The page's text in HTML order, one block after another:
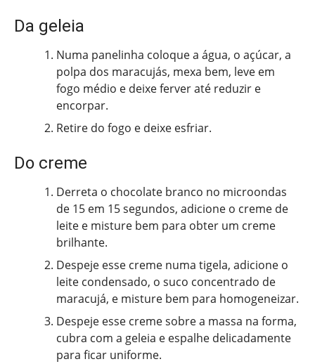
Da geleia
Numa panelinha coloque a água, o açúcar, a
polpa dos maracujás, mexa bem, leve em
fogo médio e deixe ferver até reduzir e
encorpar.
Retire do fogo e deixe esfriar.
Do creme
Derreta o chocolate branco no microondas
de 15 em 15 segundos, adicione o creme de
leite e misture bem para obter um creme
brilhante.
Despeje esse creme numa tigela, adicione o
leite condensado, o suco concentrado de
maracujá, e misture bem para homogeneizar.
Despeje esse creme sobre a massa na forma,
cubra com a geleia e espalhe delicadamente
para ficar uniforme.